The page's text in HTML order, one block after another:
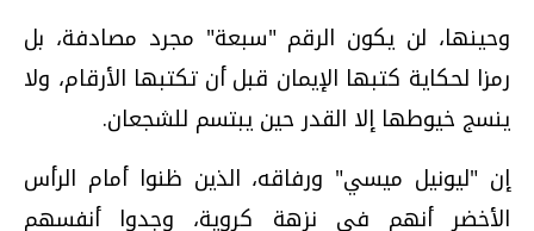
وحينها، لن يكون الرقم "سبعة" مجرد مصادفة، بل
رمزا لحكاية كتبها الإيمان قبل أن تكتبها الأرقام، ولا
ينسج خيوطها إلا القدر حين يبتسم للشجعان.
إن "ليونيل ميسي" ورفاقه، الذين ظنوا أمام الرأس
الأخضر أنهم في نزهة كروية، وجدوا أنفسهم